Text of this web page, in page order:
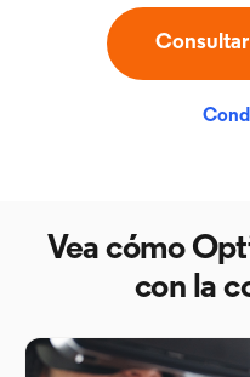
Vea cómo
con la